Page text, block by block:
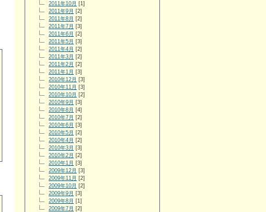
2011年10月 [1]
2011年9月 [2]
2011年8月 [2]
2011年7月 [3]
2011年6月 [2]
2011年5月 [3]
2011年4月 [2]
2011年3月 [2]
2011年2月 [2]
2011年1月 [3]
2010年12月 [3]
2010年11月 [3]
2010年10月 [2]
2010年9月 [3]
2010年8月 [4]
2010年7月 [2]
2010年6月 [3]
2010年5月 [2]
2010年4月 [2]
2010年3月 [3]
2010年2月 [2]
2010年1月 [3]
2009年12月 [3]
2009年11月 [2]
2009年10月 [2]
2009年9月 [3]
2009年8月 [1]
2009年7月 [2]